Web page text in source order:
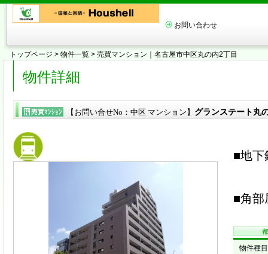
お問い合わせ
トップページ > 物件一覧 > 売買マンション｜名古屋市中区丸の内2丁目
物件詳細
【お問い合せNo：中区 マンション】 グランステート丸
■地
■角部
物件種目